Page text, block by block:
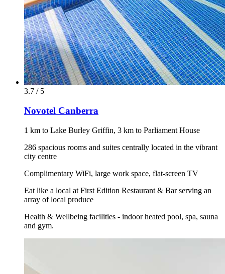
3.7 / 5
Novotel Canberra
1 km to Lake Burley Griffin, 3 km to Parliament House
286 spacious rooms and suites centrally located in the vibrant
city centre
Complimentary WiFi, large work space, flat-screen TV
Eat like a local at First Edition Restaurant & Bar serving an
array of local produce
Health & Wellbeing facilities - indoor heated pool, spa, sauna
and gym.